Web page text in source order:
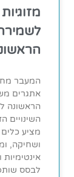
המעבר
אתגרים
הראשונה
השינויים
מציע
ושחיקה,
לבסס